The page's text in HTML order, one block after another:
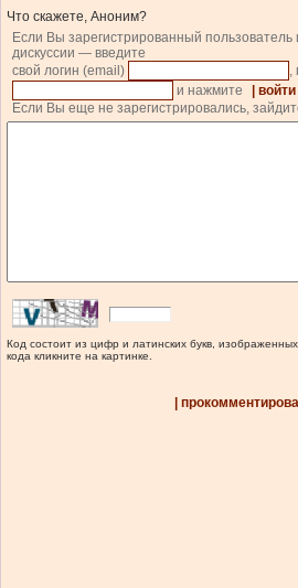
Что скажете, Аноним?
Если Вы зарегистрированный пользователь
дискуссии — введите
свой логин (email)
,
и нажмите
| войти |
Если Вы еще не зарегистрировались,
Код состоит из цифр и латинских букв,
кода кликните на картинке.
|